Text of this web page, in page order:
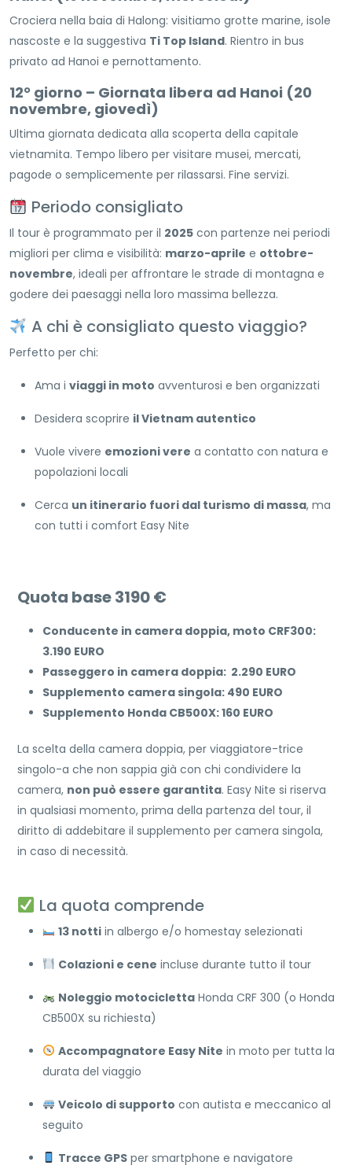
Crociera nella baia di Halong: visitiamo grotte marine, isole
nascoste e la suggestiva Ti Top Island. Rientro in bus
privato ad Hanoi e pernottamento.
12° giorno – Giornata libera ad Hanoi (20
novembre, giovedì)
Ultima giornata dedicata alla scoperta della capitale
vietnamita. Tempo libero per visitare musei, mercati,
pagode o semplicemente per rilassarsi. Fine servizi.
Periodo consigliato
Il tour è programmato per il 2025 con partenze nei periodi
migliori per clima e visibilità: marzo-aprile e ottobre-
novembre, ideali per affrontare le strade di montagna e
godere dei paesaggi nella loro massima bellezza.
A chi è consigliato questo viaggio?
Perfetto per chi:
Ama i viaggi in moto avventurosi e ben organizzati
Desidera scoprire il Vietnam autentico
Vuole vivere emozioni vere a contatto con natura e
popolazioni locali
Cerca un itinerario fuori dal turismo di massa, ma
con tutti i comfort Easy Nite
Quota base 3190 €
Conducente in camera doppia, moto CRF300:
3.190 EURO
Passeggero in camera doppia: 2.290 EURO
Supplemento camera singola: 490 EURO
Supplemento Honda CB500X: 160 EURO
La scelta della camera doppia, per viaggiatore-trice
singolo-a che non sappia già con chi condividere la
camera, non può essere garantita. Easy Nite si riserva
in qualsiasi momento, prima della partenza del tour, il
diritto di addebitare il supplemento per camera singola,
in caso di necessità.
La quota comprende
13 nottiin albergo e/o homestay selezionati
Colazioni e cene incluse durante tutto il tour
Noleggio motociclettaHonda CRF 300 (o Honda
CB500X su richiesta)
Accompagnatore Easy Nite in moto per tutta la
durata del viaggio
Veicolo di supporto con autista e meccanico al
seguito
Tracce GPSper smartphone e navigatore